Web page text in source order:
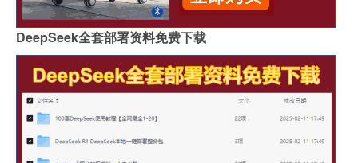
DeepSeek全套部署资料免费下载